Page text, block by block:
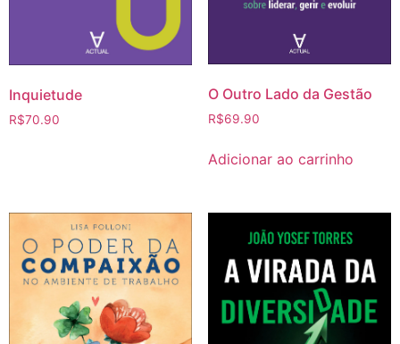
Inquietude
R$70.90
O Outro Lado da Gestão
R$69.90
Adicionar ao carrinho